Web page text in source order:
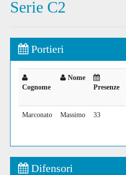
Serie C2
Portieri
Cognome
Nome
Presenze
Marconato Massimo 33
Difensori